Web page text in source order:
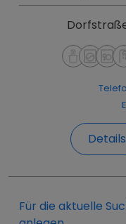
Details
Für die aktuelle